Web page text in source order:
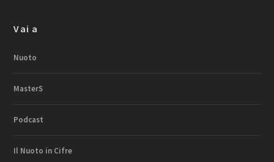
Vai a
Nuoto
MasterS
Podcast
Il Nuoto in Cifre